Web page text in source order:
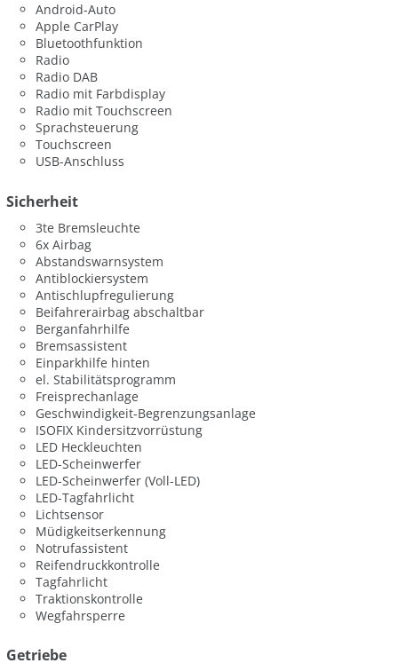
Android-Auto
Apple CarPlay
Bluetoothfunktion
Radio
Radio DAB
Radio mit Farbdisplay
Radio mit Touchscreen
Sprachsteuerung
Touchscreen
USB-Anschluss
Sicherheit
3te Bremsleuchte
6x Airbag
Abstandswarnsystem
Antiblockiersystem
Antischlupfregulierung
Beifahrerairbag abschaltbar
Berganfahrhilfe
Bremsassistent
Einparkhilfe hinten
el. Stabilitätsprogramm
Freisprechanlage
Geschwindigkeit-Begrenzungsanlage
ISOFIX Kindersitzvorrüstung
LED Heckleuchten
LED-Scheinwerfer
LED-Scheinwerfer (Voll-LED)
LED-Tagfahrlicht
Lichtsensor
Müdigkeitserkennung
Notrufassistent
Reifendruckkontrolle
Tagfahrlicht
Traktionskontrolle
Wegfahrsperre
Getriebe